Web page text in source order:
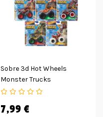
Sobre 3d Hot Wheels
Monster Trucks
7,99 €